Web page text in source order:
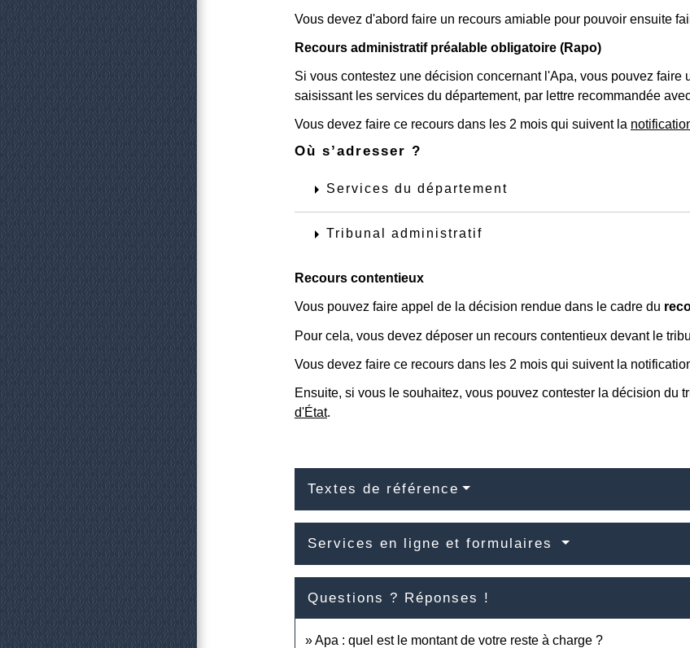
Vous devez d'abord faire un recours amiable pour pouvoir ensuite
Recours administratif préalable obligatoire (Rapo)
Si vous contestez une décision concernant l'Apa, vous pouvez faire
saisissant les services du département, par lettre recommandée
Vous devez faire ce recours dans les 2 mois qui suivent la
Où s’adresser ?
arrow_right Services du département
arrow_right Tribunal administratif
Recours contentieux
Vous pouvez faire appel de la décision rendue dans le cadre du
Pour cela, vous devez déposer un recours contentieux devant le
Vous devez faire ce recours dans les 2 mois qui suivent la
Ensuite, si vous le souhaitez, vous pouvez contester la décision du
d'État.
Textes de référence
Services en ligne et formulaires
Questions ? Réponses !
Apa : quel est le montant de votre reste à charge ?